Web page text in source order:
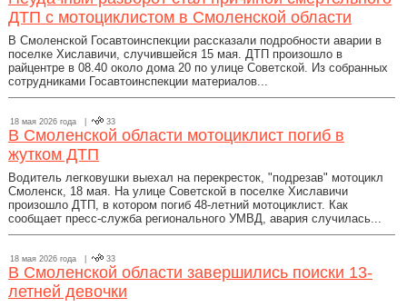
ДТП с мотоциклистом в Смоленской области
В Смоленской Госавтоинспекции рассказали подробности аварии в
поселке Хиславичи, случившейся 15 мая. ДТП произошло в
райцентре в 08.40 около дома 20 по улице Советской. Из собранных
сотрудниками Госавтоинспекции материалов...
18 мая 2026 года | 33
В Смоленской области мотоциклист погиб в
жутком ДТП
Водитель легковушки выехал на перекресток, "подрезав" мотоцикл
Смоленск, 18 мая. На улице Советской в поселке Хиславичи
произошло ДТП, в котором погиб 48-летний мотоциклист. Как
сообщает пресс-служба регионального УМВД, авария случилась...
18 мая 2026 года | 33
В Смоленской области завершились поиски 13-
летней девочки